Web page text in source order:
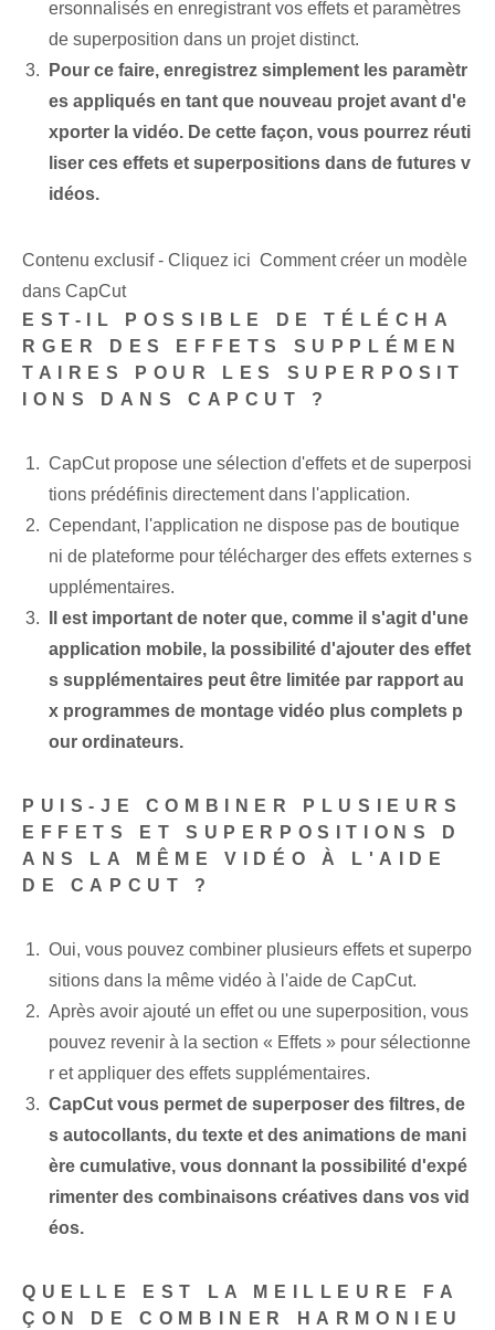
ersonnalisés en enregistrant vos effets et paramètres
de superposition dans un projet distinct.
Pour ce faire, enregistrez simplement les paramètr
es appliqués en tant que nouveau projet avant d'e
xporter la vidéo. De cette façon, vous pourrez réuti
liser ces effets et superpositions dans de futures v
idéos.
Contenu exclusif - Cliquez ici Comment créer un modèle
dans CapCut
EST-IL POSSIBLE DE TÉLÉCHA
RGER DES EFFETS SUPPLÉMEN
TAIRES POUR LES SUPERPOSIT
IONS DANS CAPCUT ?
CapCut propose une sélection d'effets et de superposi
tions prédéfinis directement dans l'application.
Cependant, l'application ne dispose pas de boutique
ni de plateforme pour télécharger des effets externes s
upplémentaires.
Il est important de noter que, comme il s'agit d'une
application mobile, la possibilité d'ajouter des effet
s supplémentaires peut être limitée par rapport au
x programmes de montage vidéo plus complets p
our ordinateurs.
PUIS-JE COMBINER PLUSIEURS
EFFETS ET SUPERPOSITIONS D
ANS LA MÊME VIDÉO À L'AIDE
DE CAPCUT ?
Oui, vous pouvez combiner plusieurs effets et superpo
sitions dans la même vidéo à l'aide de CapCut.
Après avoir ajouté un effet ou une superposition, vous
pouvez revenir à la section « Effets » pour sélectionne
r et appliquer des effets supplémentaires.
CapCut vous permet de superposer des filtres, de
s autocollants, du texte et des animations de mani
ère cumulative, vous donnant la possibilité d'expé
rimenter des combinaisons créatives dans vos vid
éos.
QUELLE EST LA MEILLEURE FA
ÇON DE COMBINER HARMONIEU